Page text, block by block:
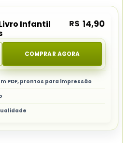
Infantil
R$ 14,90
COMPRAR AGORA
PDF, prontos para impressão